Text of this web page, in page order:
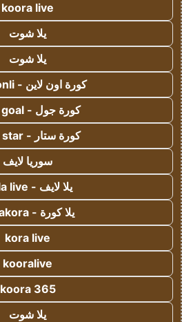
koora live
يلا شوت
يلا شوت
كورة اون لاين - kora onli
كورة جول - kora goal
كورة ستار - kora star
سوريا لايف
يلا لايف - yalla live
يلا كورة - yallakora
kora live
kooralive
koora 365
يلا شوت